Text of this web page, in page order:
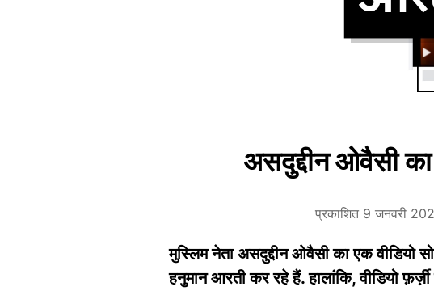
असदुद्दीन ओवैसी
प्रकाशित 9 जनवरी
मुस्लिम नेता असदुद्दीन ओवैसी का एक वीडियो
हनुमान आरती कर रहे हैं. हालांकि, वीडियो